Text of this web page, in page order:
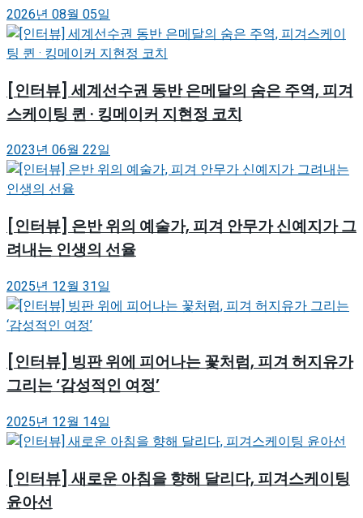
2026년 08월 05일
[인터뷰] 세계선수권 동반 은메달의 숨은 주역, 피겨
스케이팅 퀸 · 킹메이커 지현정 코치
2023년 06월 22일
[인터뷰] 은반 위의 예술가, 피겨 안무가 신예지가 그
려내는 인생의 선율
2025년 12월 31일
[인터뷰] 빙판 위에 피어나는 꽃처럼, 피겨 허지유가
그리는 ‘감성적인 여정’
2025년 12월 14일
[인터뷰] 새로운 아침을 향해 달리다, 피겨스케이팅
윤아선